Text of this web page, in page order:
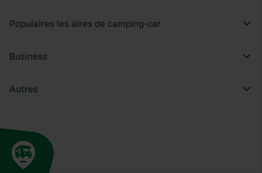
Populaires les aires de camping-car
Business
Autres